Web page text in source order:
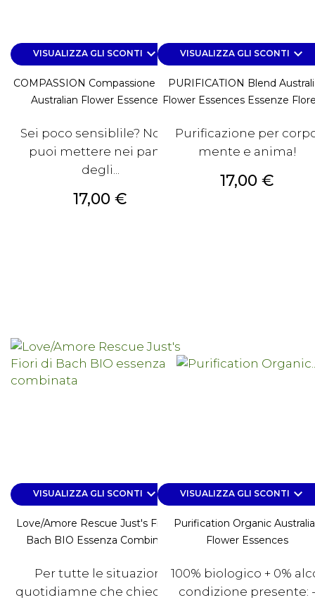
VISUALIZZA GLI SCONTI keyboard_arrow_down
COMPASSION Compassione Blend
Australian Flower Essences...
Sei poco sensiblile? Non ti
puoi mettere nei panni
degli...
Prezzo
17,00 €
VISUALIZZA GLI SCONTI keyboard_arrow_down
PURIFICATION Blend
Flower Essences Essenze
Purificazione per
mente e anima!
Prezzo
17,00 €
VISUALIZZA GLI SCONTI keyboard_arrow_down
Love/Amore Rescue Just's Fiori Di
Bach BIO Essenza Combinata
Per tutte le situazioni
quotidiamne che chiedono
VISUALIZZA GLI SCONTI keyboard_arrow_down
Purification Organic
Flower Essences
100% biologico + 0%
condizione presente: -